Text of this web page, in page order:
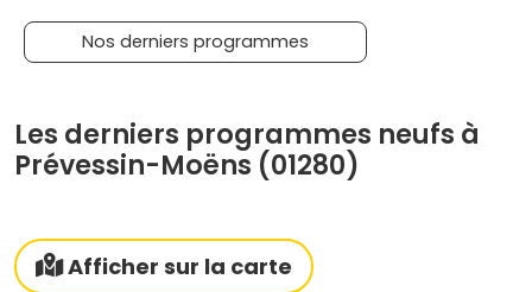
Nos derniers programmes
Les derniers programmes neufs à
Prévessin-Moëns (01280)
Afficher sur la carte